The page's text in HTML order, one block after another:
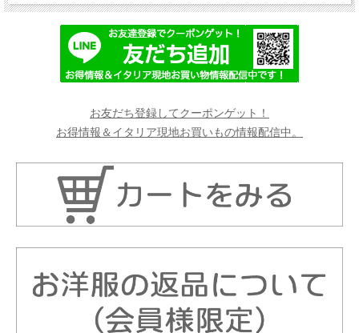
お友だち登録してクーポンゲット！
お得情報＆イタリア現地お買いもの情報配信中。